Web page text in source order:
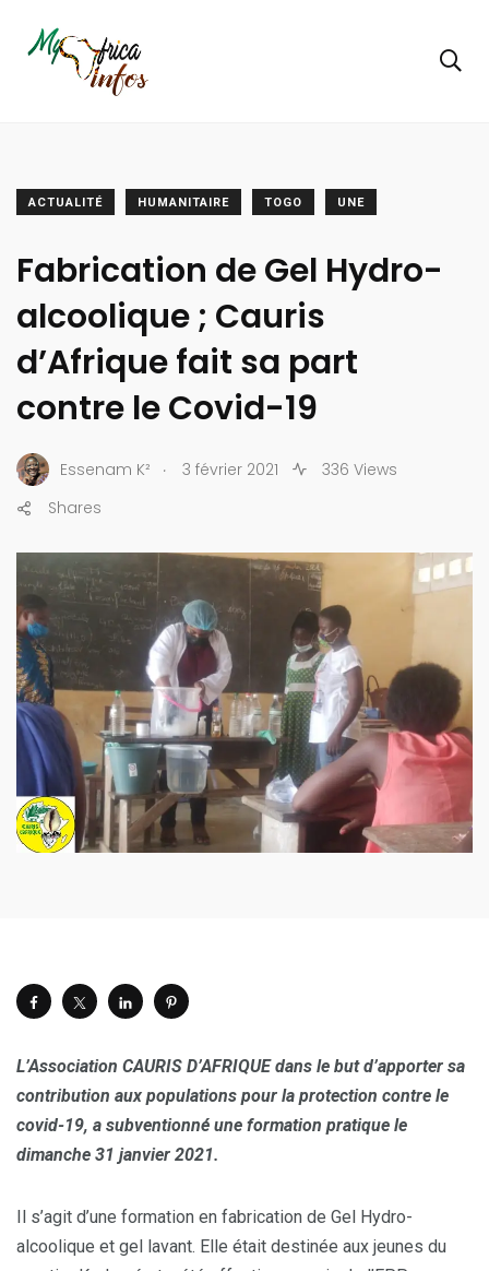
ACTUALITÉ HUMANITAIRE TOGO UNE
Fabrication de Gel Hydro-
alcoolique ; Cauris
d’Afrique fait sa part
contre le Covid-19
Essenam K² . 3 février 2021
336 Views
Shares
L’Association CAURIS D’AFRIQUE dans le but d’apporter sa
contribution aux populations pour la protection contre le
covid-19, a subventionné une formation pratique le
dimanche 31 janvier 2021.
Il s’agit d’une formation en fabrication de Gel Hydro-
alcoolique et gel lavant. Elle était destinée aux jeunes du